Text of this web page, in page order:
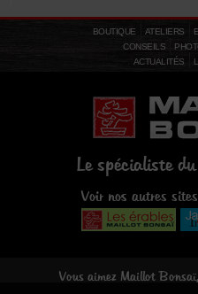
BOUTIQUE ATELIERS
CONSEILS
ACTUALITÉS
Le spécialiste
Voir nos autres sites
Vous aimez Maillot